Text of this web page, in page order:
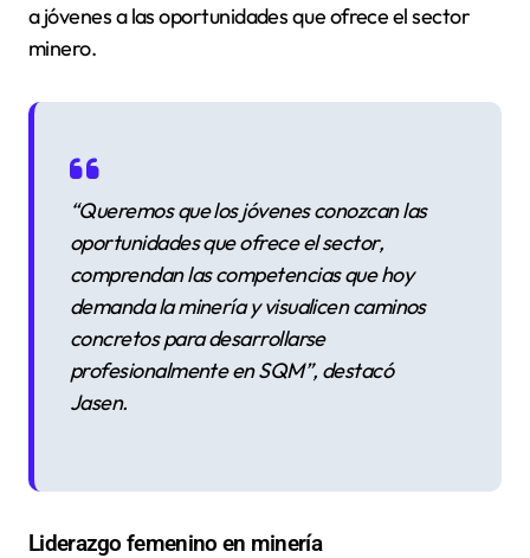
a jóvenes a las oportunidades que ofrece el sector
minero.
“Queremos que los jóvenes conozcan las
oportunidades que ofrece el sector,
comprendan las competencias que hoy
demanda la minería y visualicen caminos
concretos para desarrollarse
profesionalmente en SQM”, destacó
Jasen.
Liderazgo femenino en minería